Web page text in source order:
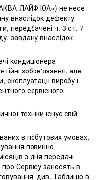
ЛАЙФ ЮА») не несе
внаслідок дефекту
передбачені ч. 3 ст. 7
завдану внаслідок
кондиціонера
зобов'язання, але
виробу і
сервісного
техніки існує свій
в побутових умовах,
повинно
з дня передачі
Сервісу заносять в
див. Таблицю в